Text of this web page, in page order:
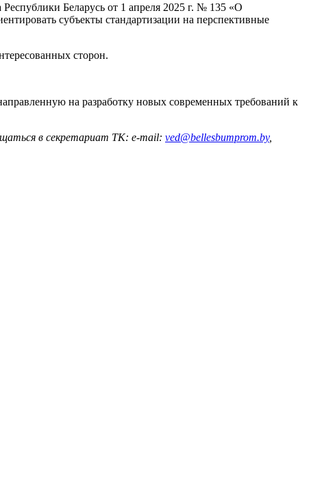
Беларусь от 1 апреля 2025 г. № 135 «О
субъекты стандартизации на перспективные
сторон.
на разработку новых современных требований к
в секретариат ТК: e-mail: ved@bellesbumprom.by,